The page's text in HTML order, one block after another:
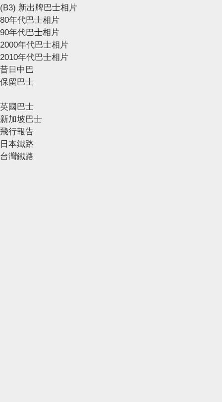
(B3) 新出牌巴士相片
80年代巴士相片
90年代巴士相片
2000年代巴士相片
2010年代巴士相片
昔日中巴
保留巴士
英國巴士
新加坡巴士
飛行報告
日本鐵路
台灣鐵路